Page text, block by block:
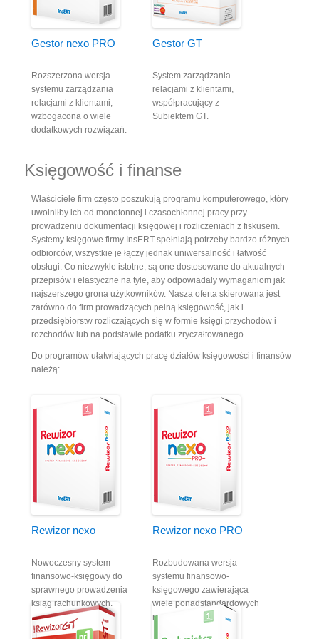
Gestor nexo PRO
Rozszerzona wersja
systemu zarządzania
relacjami z klientami,
wzbogacona o wiele
dodatkowych rozwiązań.
Gestor GT
System zarządzania
relacjami z klientami,
współpracujący z
Subiektem GT.
Księgowość i finanse
Właściciele firm często poszukują programu komputerowego, który
uwolniłby ich od monotonnej i czasochłonnej pracy przy
prowadzeniu dokumentacji księgowej i rozliczeniach z fiskusem.
Systemy księgowe firmy InsERT spełniają potrzeby bardzo różnych
odbiorców, wszystkie je łączy jednak uniwersalność i łatwość
obsługi. Co niezwykle istotne, są one dostosowane do aktualnych
przepisów i elastyczne na tyle, aby odpowiadały wymaganiom jak
najszerszego grona użytkowników. Nasza oferta skierowana jest
zarówno do firm prowadzących pełną księgowość, jak i
przedsiębiorstw rozliczających się w formie księgi przychodów i
rozchodów lub na podstawie podatku zryczałtowanego.
Do programów ułatwiających pracę działów księgowości i finansów
należą:
Rewizor nexo
Nowoczesny system
finansowo-księgowy do
sprawnego prowadzenia
ksiąg rachunkowych.
Rewizor nexo PRO
Rozbudowana wersja
systemu finansowo-
księgowego zawierająca
wiele ponadstandardowych
rozwiązań.